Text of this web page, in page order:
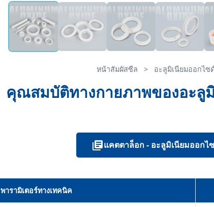
หน้าสัมผัสซีล > อะลูมิเนียมออกไซ
คุณสมบัติทางกายภาพของอะลู
แคตตาล็อก - อะลูมิเนียมออกไ
พารามิเตอร์ทางเทคนิค